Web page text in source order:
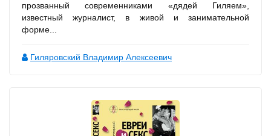
прозванный современниками «дядей Гиляем»,
известный журналист, в живой и занимательной
форме...
Гиляровский Владимир Алексеевич